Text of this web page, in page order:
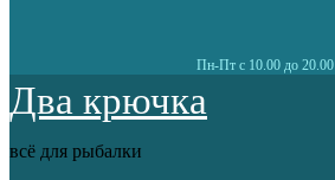
Пн-Пт с 10.00 до 20.00
Два крючка
всё для рыбалки